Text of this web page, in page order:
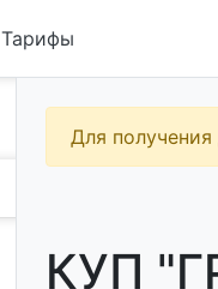
Тарифы
Для
КУП